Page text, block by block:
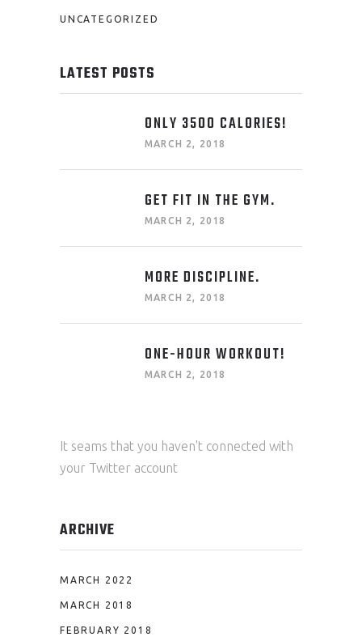
UNCATEGORIZED
LATEST POSTS
ONLY 3500 CALORIES!
MARCH 2, 2018
GET FIT IN THE GYM.
MARCH 2, 2018
MORE DISCIPLINE.
MARCH 2, 2018
ONE-HOUR WORKOUT!
MARCH 2, 2018
It seams that you haven't connected with
your Twitter account
ARCHIVE
MARCH 2022
MARCH 2018
FEBRUARY 2018